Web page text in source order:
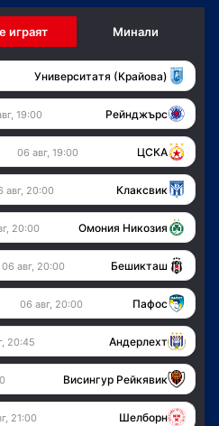
играят Минали
Университатя (Крайова)
19:00 Рейнджърс
06 авг, 19:00 ЦСКА
авг, 20:00 Клаксвик
20:00 Омония Никозия
06 авг, 20:00 Бешикташ
06 авг, 20:00 Пафос
20:45 Андерлехт
Висингур Рейкявик
21:00 Шелборн